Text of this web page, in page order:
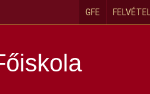
GFE FELVÉTELI